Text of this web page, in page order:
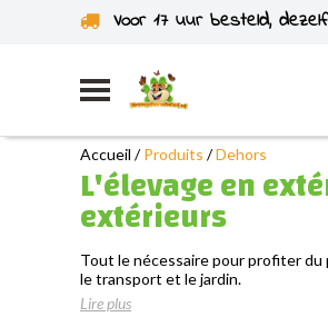
Voor 17 uur besteld,
Expédié depuis notre
Accueil /Produits /Dehors
L'élevage en
extérieurs
Tout le nécessaire pour profiter du
le transport et le jardin.
Lire plus